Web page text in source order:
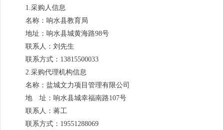
1.采购人信息
名称：响水县教育局
地址：响水县城黄海路98号
联系人：刘先生
联系方式：13815500033
2.采购代理机构信息
名称：盐城文力项目管理有限公司
地 址：响水县城幸福南路107号
联系人：蒋工
联系方式：19551288069